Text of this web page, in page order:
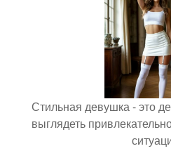
Стильная девушка - это
выглядеть